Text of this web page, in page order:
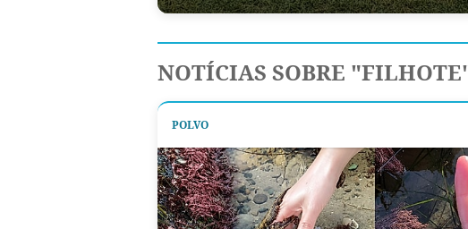
NOTÍCIAS SOBRE
POLVO